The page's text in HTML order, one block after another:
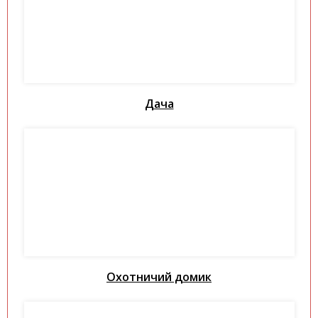
Дача
Охотничий домик